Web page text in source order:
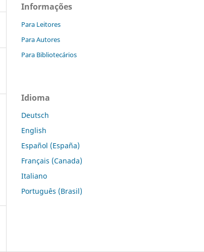
Informações
Para Leitores
Para Autores
Para Bibliotecários
Idioma
Deutsch
English
Español (España)
Français (Canada)
Italiano
Português (Brasil)